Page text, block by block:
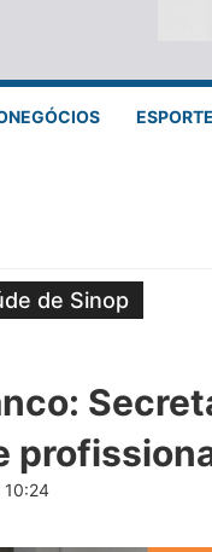
ESPORTE
de Sinop
10:24